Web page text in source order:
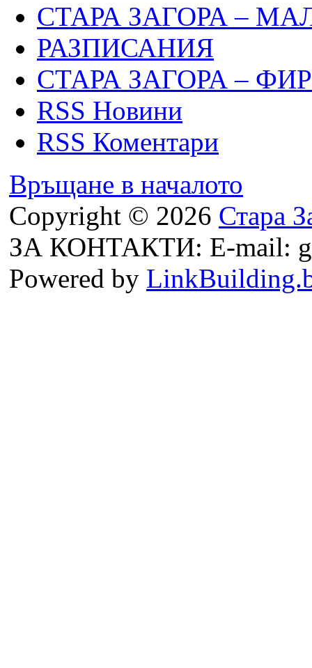
СТАРА ЗАГОРА –
РАЗПИСАНИЯ
СТАРА ЗАГОРА –
RSS Новини
RSS Коментари
Връщане в началото
Copyright © 2026 Стара
ЗА КОНТАКТИ: E-mail:
Powered by